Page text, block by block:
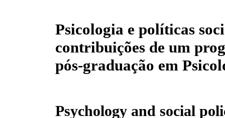
Psicologia e políticas
contribuições de um
pós-graduação em
Psychology and social